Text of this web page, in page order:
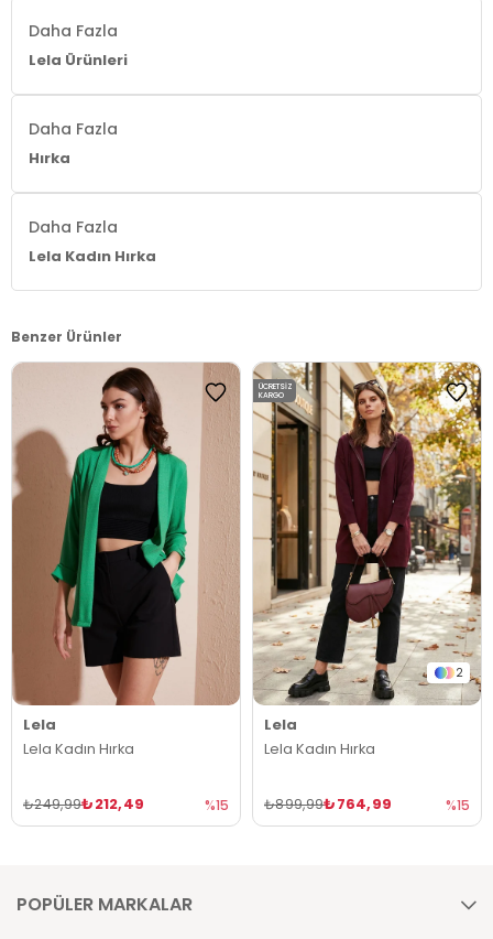
Daha Fazla
Lela Ürünleri
Daha Fazla
Hırka
Daha Fazla
Lela Kadın Hırka
Benzer Ürünler
Lela
Lela Kadın Hırka
₺212,49
₺249,99 %15
2
Lela
Lela Kadın Hırka
₺764,99
₺899,99 %15
ÜCRETSIZ
KARGO
POPÜLER MARKALAR